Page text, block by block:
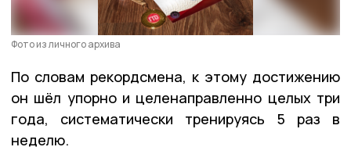
Фото из личного архива
По словам рекордсмена, к этому достижению
он шёл упорно и целенаправленно целых три
года, систематически тренируясь 5 раз в
неделю.